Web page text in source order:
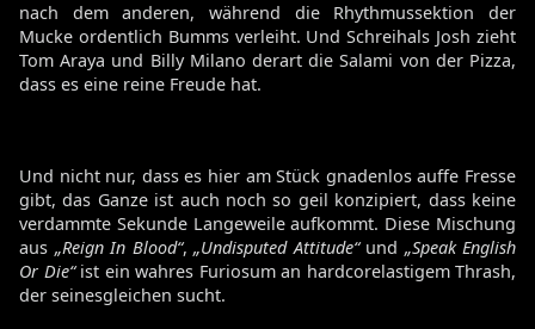
nach dem anderen, während die Rhythmussektion der
Mucke ordentlich Bumms verleiht. Und Schreihals Josh zieht
Tom Araya und Billy Milano derart die Salami von der Pizza,
dass es eine reine Freude hat.
Und nicht nur, dass es hier am Stück gnadenlos auffe Fresse
gibt, das Ganze ist auch noch so geil konzipiert, dass keine
verdammte Sekunde Langeweile aufkommt. Diese Mischung
aus „Reign In Blood“, „Undisputed Attitude“und „Speak English
Or Die“ist ein wahres Furiosum an hardcorelastigem Thrash,
der seinesgleichen sucht.